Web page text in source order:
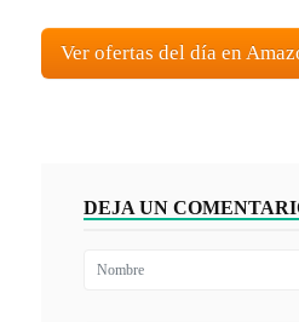
Ver ofertas del día en
DEJA UN